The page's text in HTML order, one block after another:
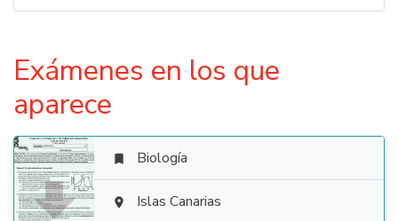
Exámenes en los que
aparece
 Biología
 Islas Canarias